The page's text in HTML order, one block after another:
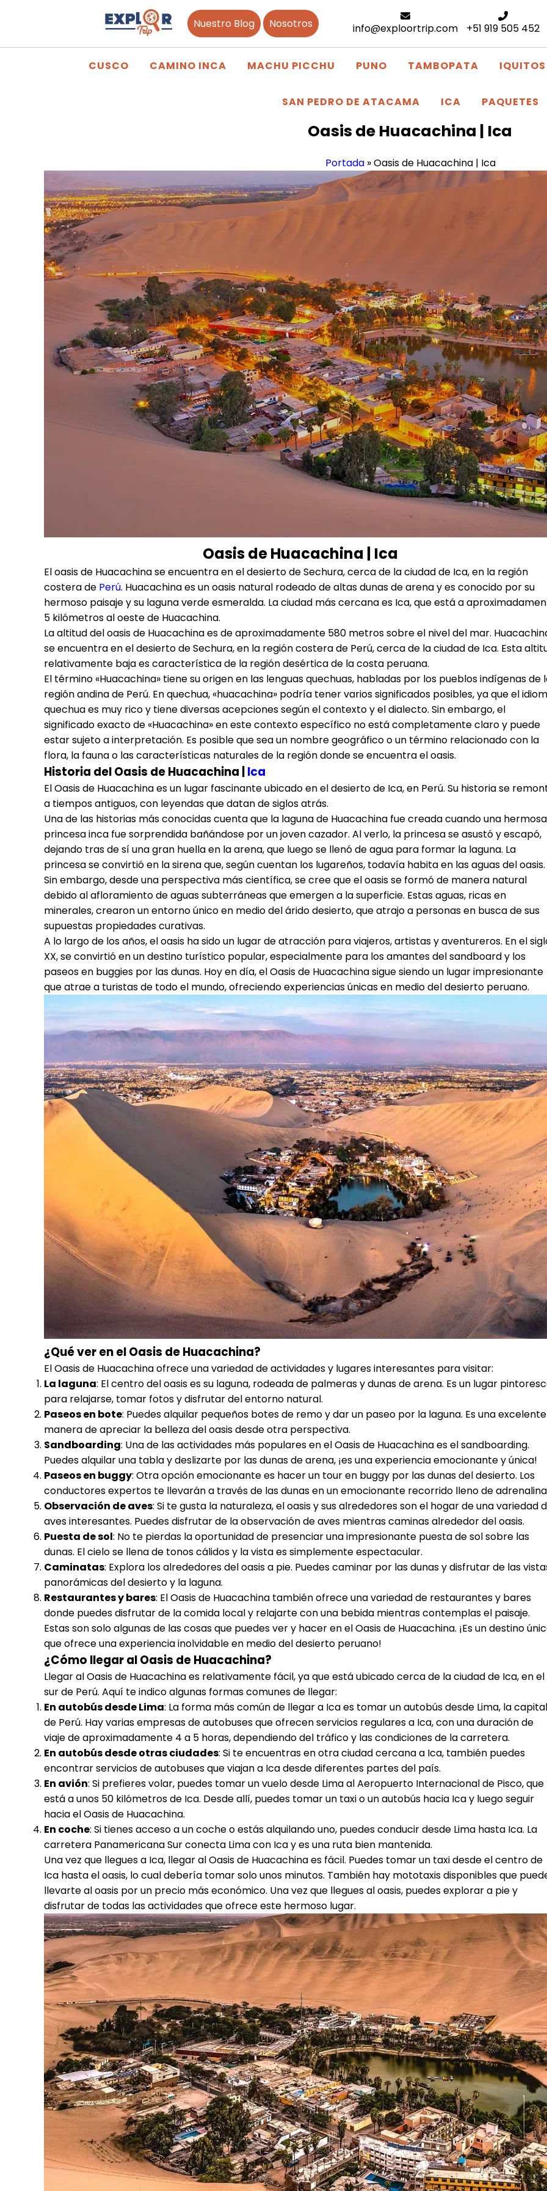
Nuestro Blog Nosotros info@exploortrip.com +51 919 505 452
CUSCO CAMINO INCA MACHU PICCHU PUNO TAMBOPATA IQUITOS
SAN PEDRO DE ATACAMA ICA PAQUETES
Oasis de Huacachina | Ica
Portada»Oasis de Huacachina | Ica
Oasis de Huacachina | Ica
El oasis de Huacachina se encuentra en el desierto de Sechura, cerca de la ciudad de Ica, en la región
costera de Perú. Huacachina es un oasis natural rodeado de altas dunas de arena y es conocido por su
hermoso paisaje y su laguna verde esmeralda. La ciudad más cercana es Ica, que está a
5 kilómetros al oeste de Huacachina.
La altitud del oasis de Huacachina es de aproximadamente 580 metros sobre el nivel del mar.
se encuentra en el desierto de Sechura, en la región costera de Perú, cerca de la ciudad de Ica. Esta
relativamente baja es característica de la región desértica de la costa peruana.
El término «Huacachina» tiene su origen en las lenguas quechuas, habladas por los pueblos indígenas de
región andina de Perú. En quechua, «huacachina» podría tener varios significados posibles, ya que el
quechua es muy rico y tiene diversas acepciones según el contexto y el dialecto. Sin embargo, el
significado exacto de «Huacachina» en este contexto específico no está completamente claro y puede
estar sujeto a interpretación. Es posible que sea un nombre geográfico o un término relacionado con la
flora, la fauna o las características naturales de la región donde se encuentra el oasis.
Historia del Oasis de Huacachina | Ica
El Oasis de Huacachina es un lugar fascinante ubicado en el desierto de Ica, en Perú. Su historia se
a tiempos antiguos, con leyendas que datan de siglos atrás.
Una de las historias más conocidas cuenta que la laguna de Huacachina fue creada cuando una hermosa
princesa inca fue sorprendida bañándose por un joven cazador. Al verlo, la princesa se asustó y escapó,
dejando tras de sí una gran huella en la arena, que luego se llenó de agua para formar la laguna. La
princesa se convirtió en la sirena que, según cuentan los lugareños, todavía habita en las aguas del oasis.
Sin embargo, desde una perspectiva más científica, se cree que el oasis se formó de manera natural
debido al afloramiento de aguas subterráneas que emergen a la superficie. Estas aguas, ricas en
minerales, crearon un entorno único en medio del árido desierto, que atrajo a personas en busca de sus
supuestas propiedades curativas.
A lo largo de los años, el oasis ha sido un lugar de atracción para viajeros, artistas y aventureros. En el
XX, se convirtió en un destino turístico popular, especialmente para los amantes del sandboard y los
paseos en buggies por las dunas. Hoy en día, el Oasis de Huacachina sigue siendo un lugar impresionante
que atrae a turistas de todo el mundo, ofreciendo experiencias únicas en medio del desierto peruano.
¿Qué ver en el Oasis de Huacachina?
El Oasis de Huacachina ofrece una variedad de actividades y lugares interesantes para visitar:
La laguna: El centro del oasis es su laguna, rodeada de palmeras y dunas de arena. Es un lugar
para relajarse, tomar fotos y disfrutar del entorno natural.
Paseos en bote: Puedes alquilar pequeños botes de remo y dar un paseo por la laguna. Es una excelente
manera de apreciar la belleza del oasis desde otra perspectiva.
Sandboarding: Una de las actividades más populares en el Oasis de Huacachina es el sandboarding.
Puedes alquilar una tabla y deslizarte por las dunas de arena, ¡es una experiencia emocionante y única!
Paseos en buggy: Otra opción emocionante es hacer un tour en buggy por las dunas del desierto. Los
conductores expertos te llevarán a través de las dunas en un emocionante recorrido lleno de
Observación de aves: Si te gusta la naturaleza, el oasis y sus alrededores son el hogar de una variedad
aves interesantes. Puedes disfrutar de la observación de aves mientras caminas alrededor del oasis.
Puesta de sol: No te pierdas la oportunidad de presenciar una impresionante puesta de sol sobre las
dunas. El cielo se llena de tonos cálidos y la vista es simplemente espectacular.
Caminatas: Explora los alrededores del oasis a pie. Puedes caminar por las dunas y disfrutar de las
panorámicas del desierto y la laguna.
Restaurantes y bares: El Oasis de Huacachina también ofrece una variedad de restaurantes y bares
donde puedes disfrutar de la comida local y relajarte con una bebida mientras contemplas el paisaje.
Estas son solo algunas de las cosas que puedes ver y hacer en el Oasis de Huacachina. ¡Es un destino
que ofrece una experiencia inolvidable en medio del desierto peruano!
¿Cómo llegar al Oasis de Huacachina?
Llegar al Oasis de Huacachina es relativamente fácil, ya que está ubicado cerca de la ciudad de Ica, en el
sur de Perú. Aquí te indico algunas formas comunes de llegar:
En autobús desde Lima: La forma más común de llegar a Ica es tomar un autobús desde Lima, la capital
de Perú. Hay varias empresas de autobuses que ofrecen servicios regulares a Ica, con una duración de
viaje de aproximadamente 4 a 5 horas, dependiendo del tráfico y las condiciones de la carretera.
En autobús desde otras ciudades: Si te encuentras en otra ciudad cercana a Ica, también puedes
encontrar servicios de autobuses que viajan a Ica desde diferentes partes del país.
En avión: Si prefieres volar, puedes tomar un vuelo desde Lima al Aeropuerto Internacional de Pisco, que
está a unos 50 kilómetros de Ica. Desde allí, puedes tomar un taxi o un autobús hacia Ica y luego seguir
hacia el Oasis de Huacachina.
En coche: Si tienes acceso a un coche o estás alquilando uno, puedes conducir desde Lima hasta Ica. La
carretera Panamericana Sur conecta Lima con Ica y es una ruta bien mantenida.
Una vez que llegues a Ica, llegar al Oasis de Huacachina es fácil. Puedes tomar un taxi desde el centro de
Ica hasta el oasis, lo cual debería tomar solo unos minutos. También hay mototaxis disponibles que
llevarte al oasis por un precio más económico. Una vez que llegues al oasis, puedes explorar a pie y
disfrutar de todas las actividades que ofrece este hermoso lugar.